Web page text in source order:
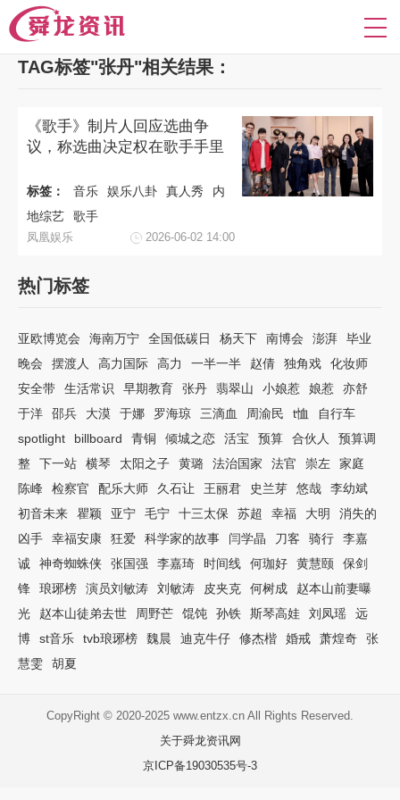
TAG标签"张丹"相关结果：
《歌手》制片人回应选曲争
议，称选曲决定权在歌手手里
标签： 音乐 娱乐八卦 真人秀
内
地综艺
歌手
凤凰娱乐 2026-06-02 14:00
热门标签
亚欧博览会 海南万宁 全国低碳日 杨天下 南博会 澎湃
毕业
晚会
摆渡人 高力国际 高力 一半一半 赵倩 独角戏
化妆师
安全带
生活常识 早期教育 张丹 翡翠山 小娘惹 娘惹
亦舒
于洋
邵兵 大漠 于娜 罗海琼 三滴血 周渝民 t恤
自行车
spotlight
billboard 青铜 倾城之恋 活宝 预算 合伙人
预算调
整
下一站 横琴 太阳之子 黄璐 法治国家 法官 崇左
家庭
陈峰
检察官 配乐大师 久石让 王丽君 史兰芽 悠哉
李幼斌
初音未来
瞿颖 亚宁 毛宁 十三太保 苏超 幸福 大明
消失的
凶手
幸福安康 狂爱 科学家的故事 闫学晶 刀客 骑行
李嘉
诚
神奇蜘蛛侠 张国强 李嘉琦 时间线 何珈好 黄慧颐
保剑
锋
琅琊榜 演员刘敏涛 刘敏涛 皮夹克 何树成
赵本山前妻曝
光
赵本山徒弟去世 周野芒 馄饨 孙铁 斯琴高娃 刘凤瑶
远
博
st音乐 tvb琅琊榜 魏晨 迪克牛仔 修杰楷 婚戒 萧煌奇
张
慧雯
胡夏
CopyRight © 2020-2025 www.entzx.cn All Rights Reserved.
关于舜龙资讯网
京ICP备19030535号-3